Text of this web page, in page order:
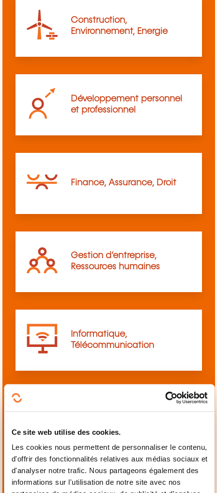
Ce site web utilise des cookies.
Les cookies nous permettent de personnaliser le contenu,
d'offrir des fonctionnalités relatives aux médias sociaux et
d'analyser notre trafic. Nous partageons également des
informations sur l'utilisation de notre site avec nos
Construction,
Environnement, Energie
Développement personnel
et professionnel
Finance, Assurance, Droit
Gestion d’entreprise,
Ressources humaines
Informatique,
Télécommunication
Mécanique,